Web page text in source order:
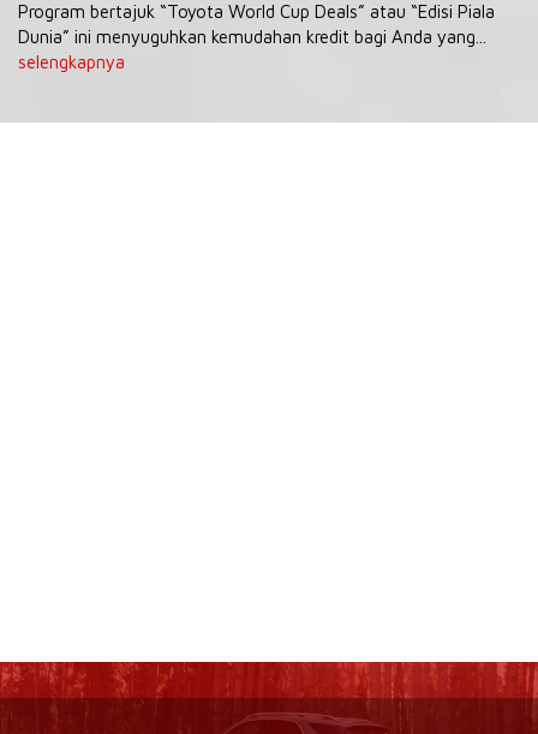
Program bertajuk “Toyota World Cup Deals” atau “Edisi Piala
Dunia” ini menyuguhkan kemudahan kredit bagi Anda yang...
selengkapnya